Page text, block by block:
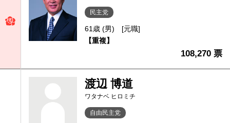
民主党
61歳 (男)
[元職]
【重複】
108,270 票
渡辺 博道
ワタナベ ヒロミチ
自由民主党